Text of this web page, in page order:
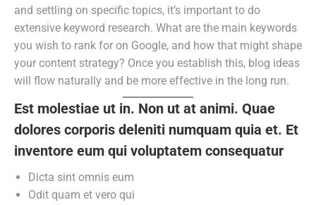
and settling on specific topics, it’s important to do
extensive keyword research. What are the main keywords
you wish to rank for on Google, and how that might shape
your content strategy? Once you establish this, blog ideas
will flow naturally and be more effective in the long run.
Est molestiae ut in. Non ut at animi. Quae
dolores corporis deleniti numquam quia et. Et
inventore eum qui voluptatem consequatur
Dicta sint omnis eum
Odit quam et vero qui